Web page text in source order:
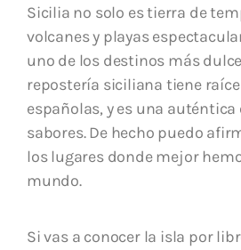
Sicilia no solo es tierra de
volcanes y playas
uno de los destinos más
repostería siciliana tiene
españolas, y es una
sabores. De hecho puedo
los lugares donde mejor
mundo.
Si vas a conocer la isla por